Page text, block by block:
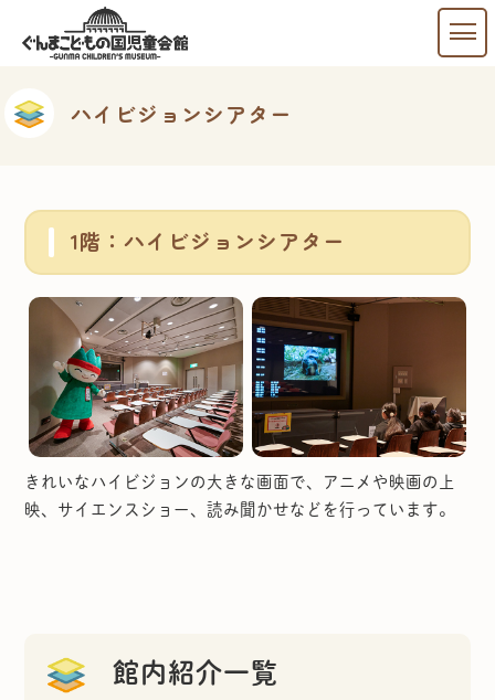
ハイビジョンシアター
1階：ハイビジョンシアター
きれいなハイビジョンの大きな画面で、アニメや映画の上
映、サイエンスショー、読み聞かせなどを行っています。
館内紹介一覧